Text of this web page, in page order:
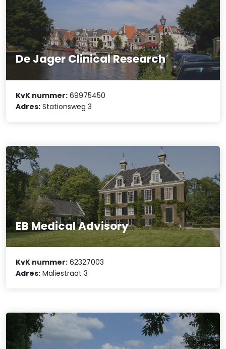
De Jager Clinical Research
KvK nummer: 69975450
Adres: Stationsweg 3
EB Medical Advisory
KvK nummer: 62327003
Adres: Maliestraat 3